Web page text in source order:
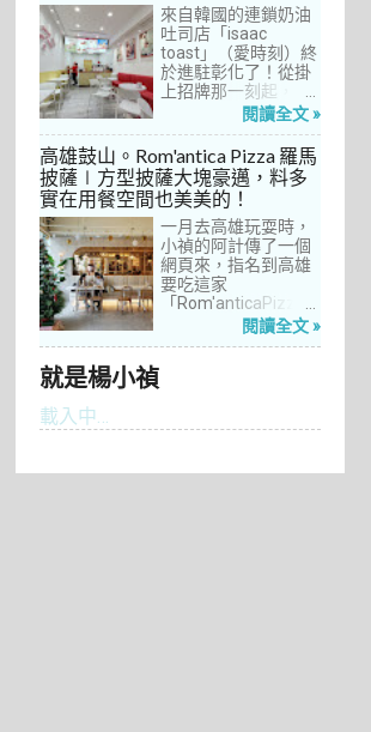
食的小禎而言，自然
深具吸引力。
從事美食採訪20多
年，只採訪沒吃的店
也不計其數，但從沒
有一家餐廳讓我這樣
充滿渴望，留下「真
的好想吃吃看」的懸
來自韓國的連鎖奶油
吐司店「isaac
toast」（愛時刻）終
於進駐彰化了！從掛
上招牌那一刻起，小
禎就想著找時間來吃
家連鎖店許久，只是
每次去台中誘惑實在
太多了！就……，這一
次離家這麼近，不來
吃真的說不過去。
閱讀全文 »
高雄鼓山。Rom'antica Pizza 羅馬
披薩∣方型披薩大塊豪邁，料多
實在用餐空間也美美的！
一月去高雄玩耍時，
小禎的阿計傳了一個
網頁來，指名到高雄
要吃這家
「Rom'anticaPizza
羅馬披薩」，看了圖
能點上一塊喜愛的口
閱讀全文 »
就是楊小禎
載入中…